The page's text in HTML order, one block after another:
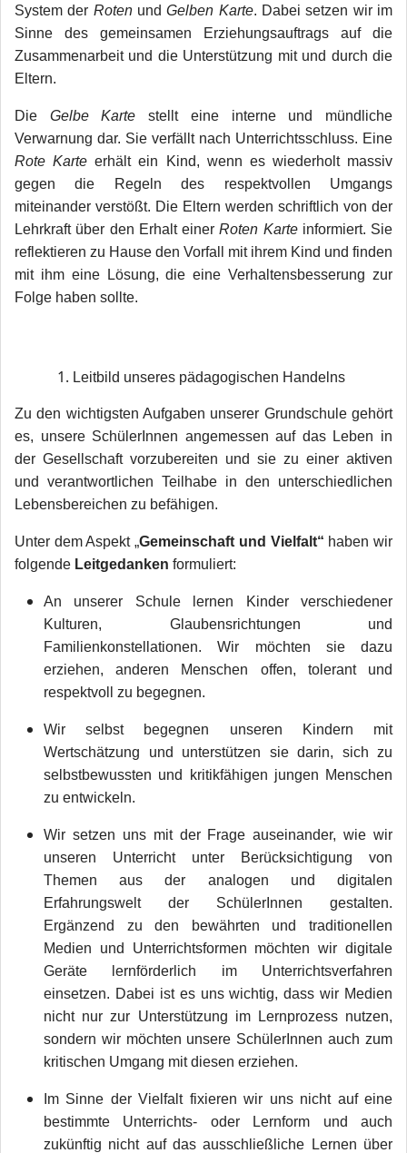
System der RotenundGelben Karte. Dabei setzen wir im
Sinne des gemeinsamen Erziehungsauftrags auf die
Zusammenarbeit und die Unterstützung mit und durch die
Eltern.
Die Gelbe Karte stellt eine interne und mündliche
Verwarnung dar. Sie verfällt nach Unterrichtsschluss. Eine
Rote Karte erhält ein Kind, wenn es wiederholt massiv
gegen die Regeln des respektvollen Umgangs
miteinander verstößt. Die Eltern werden schriftlich von der
Lehrkraft über den Erhalt einerRoten Karteinformiert. Sie
reflektieren zu Hause den Vorfall mit ihrem Kind und finden
mit ihm eine Lösung, die eine Verhaltensbesserung zur
Folge haben sollte.
Leitbild unseres pädagogischen Handelns
Zu den wichtigsten Aufgaben unserer Grundschule gehört
es, unsere SchülerInnen angemessen auf das Leben in
der Gesellschaft vorzubereiten und sie zu einer aktiven
und verantwortlichen Teilhabe in den unterschiedlichen
Lebensbereichen zu befähigen.
Unter dem Aspekt „Gemeinschaft und Vielfalt“ haben wir
folgende Leitgedanken formuliert:
An unserer Schule lernen Kinder verschiedener
Kulturen, Glaubensrichtungen und
Familienkonstellationen. Wir möchten sie dazu
erziehen, anderen Menschen offen, tolerant und
respektvoll zu begegnen.
Wir selbst begegnen unseren Kindern mit
Wertschätzung und unterstützen sie darin, sich zu
selbstbewussten und kritikfähigen jungen Menschen
zu entwickeln.
Wir setzen uns mit der Frage auseinander, wie wir
unseren Unterricht unter Berücksichtigung von
Themen aus der analogen und digitalen
Erfahrungswelt der SchülerInnen gestalten.
Ergänzend zu den bewährten und traditionellen
Medien und Unterrichtsformen möchten wir digitale
Geräte lernförderlich im Unterrichtsverfahren
einsetzen. Dabei ist es uns wichtig, dass wir Medien
nicht nur zur Unterstützung im Lernprozess nutzen,
sondern wir möchten unsere SchülerInnen auch zum
kritischen Umgang mit diesen erziehen.
Im Sinne der Vielfalt fixieren wir uns nicht auf eine
bestimmte Unterrichts- oder Lernform und auch
zukünftig nicht auf das ausschließliche Lernen über